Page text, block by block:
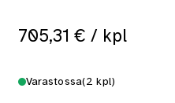
705,31 € / kpl
Varastossa(2 kpl)